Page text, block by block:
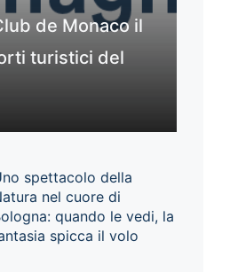
de Monaco il
turistici del
spettacolo della
nel cuore di
quando le vedi, la
spicca il volo